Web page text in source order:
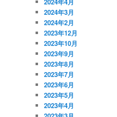
2024年4月
2024年3月
2024年2月
2023年12月
2023年10月
2023年9月
2023年8月
2023年7月
2023年6月
2023年5月
2023年4月